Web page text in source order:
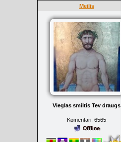
Meilis
Vieglas smiltis Tev draugs
Komentāri: 6565